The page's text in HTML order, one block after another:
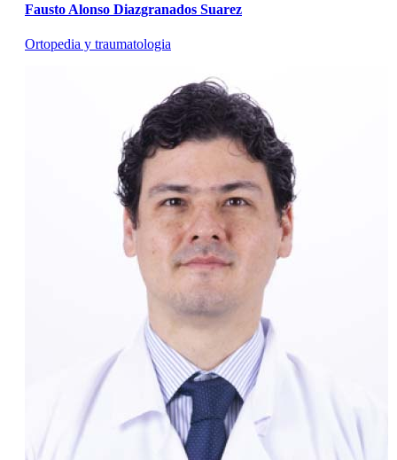
Fausto Alonso Diazgranados Suarez
Ortopedia y traumatologia